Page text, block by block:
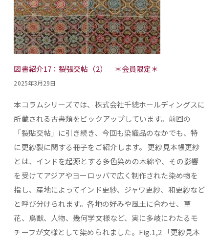
図書紹介17：裂張交帖（2） ＊会員限定＊
2025年3月29日
本コラムシリーズでは、株式会社千總ホールディングスに
所蔵される古書類をピックアップしています。前回の
「裂貼交帖」に引き続き、今回も染織品のなかでも、特
に更紗裂に関する冊子をご紹介します。 更紗見本帳更紗
とは、インドを起源とする多色染めの木綿や、その影響
を受けてアジアやヨーロッパで広く制作された染め物を
指し、産地によってインド更紗、ジャワ更紗、和更紗など
と呼び分けられます。各地の好みや風土に合わせ、草
花、鳥獣、人物、幾何学文様など、実に多岐にわたるモ
チーフが文様として染められました。Fig.1,2 「更紗見本